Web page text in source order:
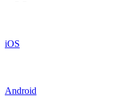
iOS
Android